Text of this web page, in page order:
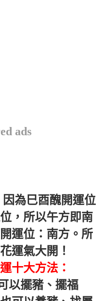
ads
，所以午方即南
運位：南方。所
運氣大開！
十大方法：